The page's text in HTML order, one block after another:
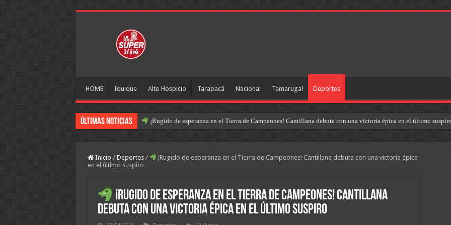
HOME Iquique Alto Hospicio Tarapacá Nacional Tamarugal Deportes
Últimas Noticias ¡Rugido de esperanza en el Tierra de Campeones! Cantillana debuta con una victoria épica en el último
Inicio / Deportes /
¡Rugido de esperanza en el Tierra de Campeones! Cantillana debuta con una victoria épica
en el último suspiro
¡Rugido de esperanza en el Tierra de Campeones! Cantillana
debuta con una victoria épica en el último suspiro